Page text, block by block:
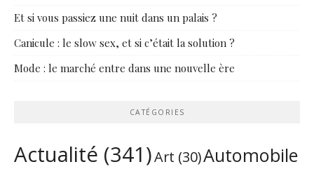
Et si vous passiez une nuit dans un palais ?
Canicule : le slow sex, et si c’était la solution ?
Mode : le marché entre dans une nouvelle ère
CATÉGORIES
Actualité (341)Art (30)Automobile